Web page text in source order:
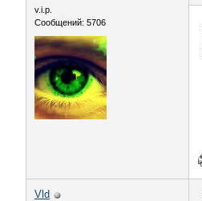
v.i.p.
Сообщений: 5706
Vld